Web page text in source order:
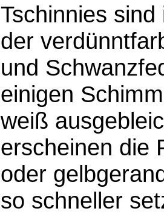
Tschinnies
der
und
einigen
weiß
erscheinen die
oder
so schneller